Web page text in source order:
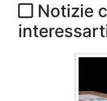
Notizie